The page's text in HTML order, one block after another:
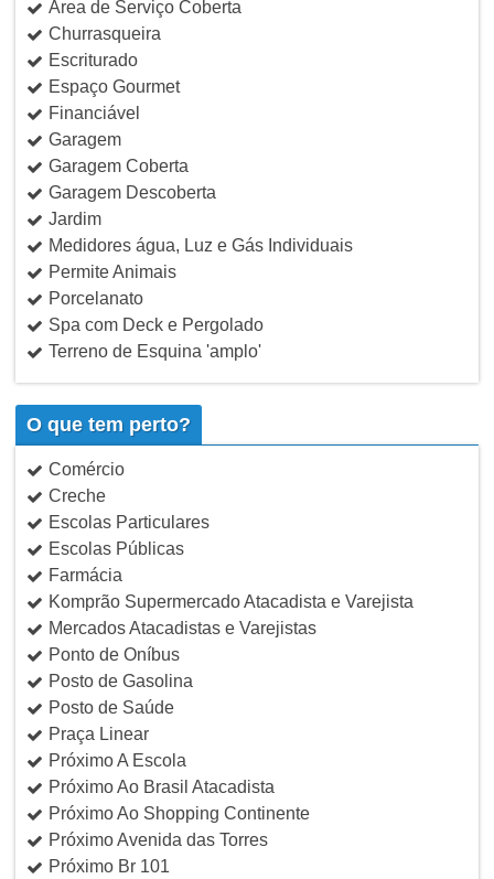
Área de Serviço Coberta
Churrasqueira
Escriturado
Espaço Gourmet
Financiável
Garagem
Garagem Coberta
Garagem Descoberta
Jardim
Medidores água, Luz e Gás Individuais
Permite Animais
Porcelanato
Spa com Deck e Pergolado
Terreno de Esquina 'amplo'
O que tem perto?
Comércio
Creche
Escolas Particulares
Escolas Públicas
Farmácia
Komprão Supermercado Atacadista e Varejista
Mercados Atacadistas e Varejistas
Ponto de Oníbus
Posto de Gasolina
Posto de Saúde
Praça Linear
Próximo A Escola
Próximo Ao Brasil Atacadista
Próximo Ao Shopping Continente
Próximo Avenida das Torres
Próximo Br 101